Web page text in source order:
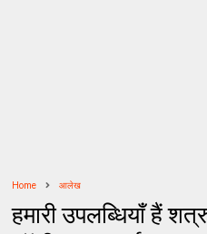
Home आलेख
हमारी उपलब्धियाँ हैं